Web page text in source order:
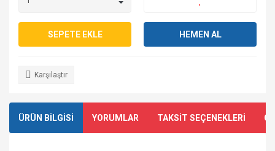
SEPETE EKLE HEMEN AL
Karşılaştır
ÜRÜN BİLGİSİ YORUMLAR TAKSİT SEÇENEKLERİ